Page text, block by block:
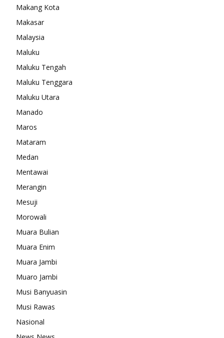
Makang Kota
Makasar
Malaysia
Maluku
Maluku Tengah
Maluku Tenggara
Maluku Utara
Manado
Maros
Mataram
Medan
Mentawai
Merangin
Mesuji
Morowali
Muara Bulian
Muara Enim
Muara Jambi
Muaro Jambi
Musi Banyuasin
Musi Rawas
Nasional